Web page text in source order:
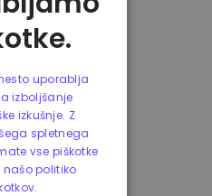
uporablja
izboljšanje
izkušnje. Z
spletnega
vse piškotke
politiko